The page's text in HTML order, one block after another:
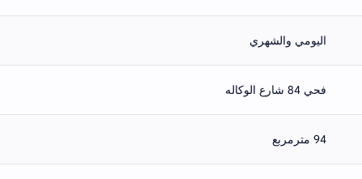
اليومي والشهري
فحي 84 شارع الوكاله
94 مترمربع